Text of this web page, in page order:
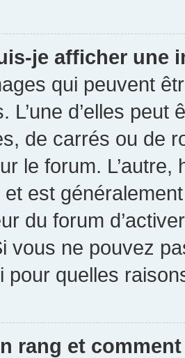
je afficher une
qui peuvent
L’une d’elles
de carrés ou de
le forum.
et est
du forum
vous ne pouvez
pour quelles
rang et